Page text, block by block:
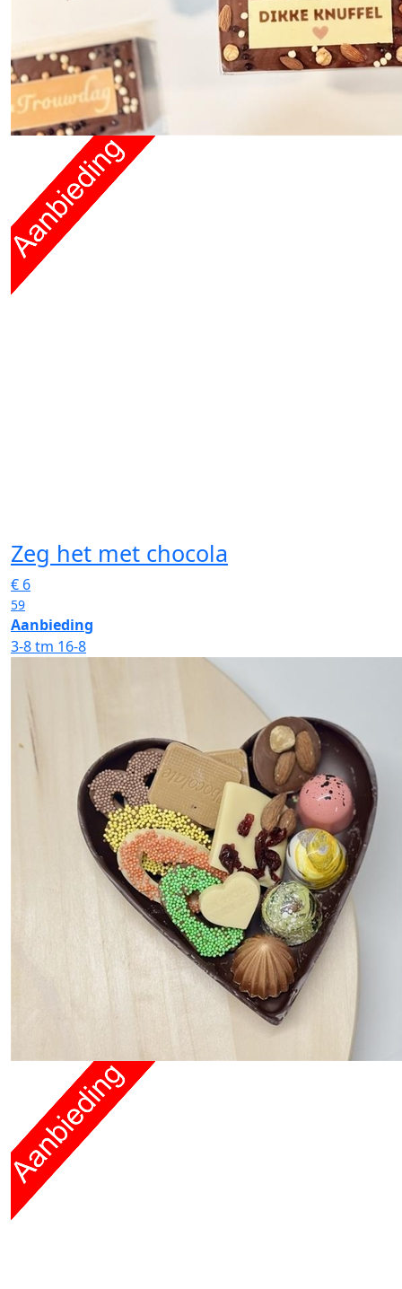
Zeg het met chocola
€ 6
59
Aanbieding
3-8 tm 16-8